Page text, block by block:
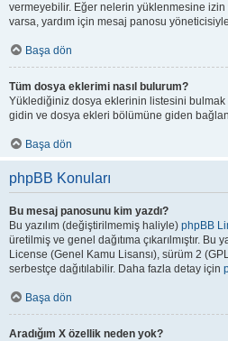
vermeyebilir. Eğer nelerin yüklenmesine
varsa, yardım için mesaj panosu
Başa dön
Tüm dosya eklerimi nasıl bulurum?
Yüklediğiniz dosya eklerinin listesini bulmak
gidin ve dosya ekleri bölümüne giden
Başa dön
phpBB Konuları
Bu mesaj panosunu kim yazdı?
Bu yazılım (değiştirilmemiş haliyle) phpBB
üretilmiş ve genel dağıtıma çıkarılmıştır. Bu
License (Genel Kamu Lisansı), sürüm 2
serbestçe dağıtılabilir. Daha fazla detay için
Başa dön
Aradığım X özellik neden yok?